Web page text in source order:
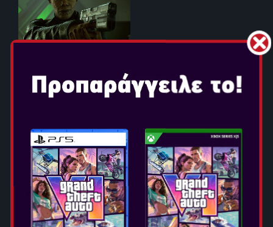
SUICIDE SQUAD KILL THE
JUSTICE LEAGUE
Επιλογή Έκδοσης: